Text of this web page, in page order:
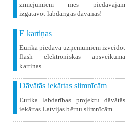
zīmējumiem mēs piedāvājam
izgatavot labdarīgas dāvanas!
E kartiņas
Eurika piedāvā uzņēmumiem izveidot
flash elektroniskās apsveikuma
kartiņas
Dāvātās iekārtas slimnīcām
Eurika labdarības projektu dāvātās
iekārtas Latvijas bērnu slimnīcām